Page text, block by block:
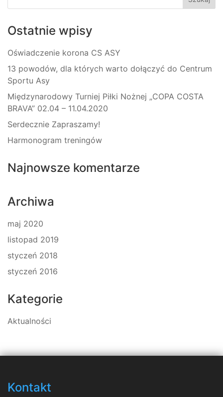
Ostatnie wpisy
Oświadczenie korona CS ASY
13 powodów, dla których warto dołączyć do Centrum
Sportu Asy
Międzynarodowy Turniej Piłki Nożnej „COPA COSTA
BRAVA” 02.04 – 11.04.2020
Serdecznie Zapraszamy!
Harmonogram treningów
Najnowsze komentarze
Archiwa
maj 2020
listopad 2019
styczeń 2018
styczeń 2016
Kategorie
Aktualności
Kontakt